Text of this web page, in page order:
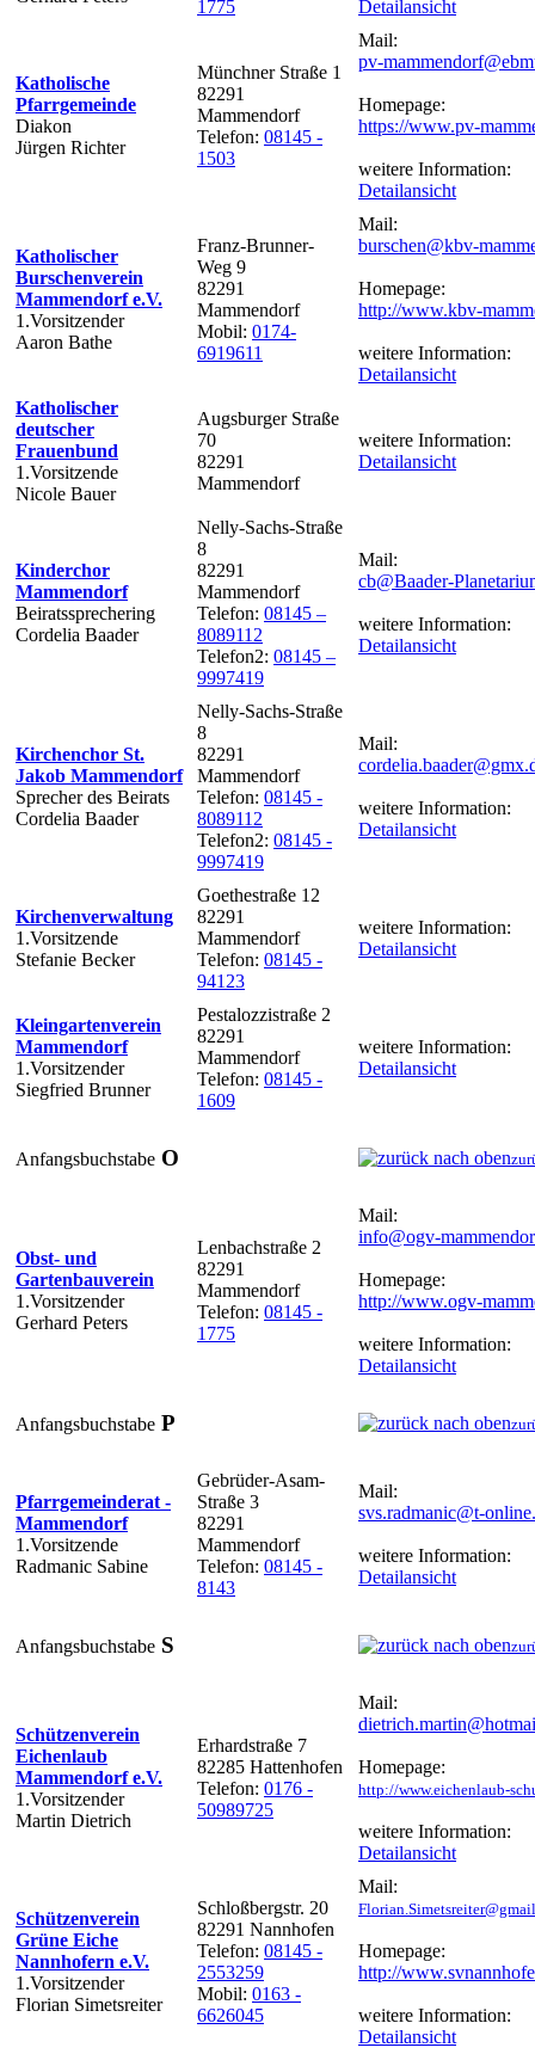
1775 Detailansicht
Katholische
Pfarrgemeinde
Diakon
Jürgen Richter
Münchner Straße 1
82291
Mammendorf
Telefon: 08145 -
1503
Mail:
pv-
Homepage:
https://www.pv-
weitere Information:
Detailansicht
Katholischer
Burschenverein
Mammendorf e.V.
1.Vorsitzender
Aaron Bathe
Franz-Brunner-
Weg 9
82291
Mammendorf
Mobil: 0174-
6919611
Mail:
burschen@kbv-
Homepage:
http://www.kbv-
weitere Information:
Detailansicht
Katholischer
deutscher
Frauenbund
1.Vorsitzende
Nicole Bauer
Augsburger Straße
70
82291
Mammendorf
weitere Information:
Detailansicht
Kinderchor
Mammendorf
Beiratssprechering
Cordelia Baader
Nelly-Sachs-Straße
8
82291
Mammendorf
Telefon: 08145 –
8089112
Telefon2: 08145 –
9997419
Mail:
cb@Baader-
weitere Information:
Detailansicht
Kirchenchor St.
Jakob Mammendorf
Sprecher des Beirats
Cordelia Baader
Nelly-Sachs-Straße
8
82291
Mammendorf
Telefon: 08145 -
8089112
Telefon2: 08145 -
9997419
Mail:
weitere Information:
Detailansicht
Kirchenverwaltung
1.Vorsitzende
Stefanie Becker
Goethestraße 12
82291
Mammendorf
Telefon: 08145 -
94123
weitere Information:
Detailansicht
Kleingartenverein
Mammendorf
1.Vorsitzender
Siegfried Brunner
Pestalozzistraße 2
82291
Mammendorf
Telefon: 08145 -
1609
weitere Information:
Detailansicht
Anfangsbuchstabe O
Obst- und
Gartenbauverein
1.Vorsitzender
Gerhard Peters
Lenbachstraße 2
82291
Mammendorf
Telefon: 08145 -
1775
Mail:
info@ogv-
Homepage:
http://www.ogv-
weitere Information:
Detailansicht
Anfangsbuchstabe P
Pfarrgemeinderat -
Mammendorf
1.Vorsitzende
Radmanic Sabine
Gebrüder-Asam-
Straße 3
82291
Mammendorf
Telefon: 08145 -
8143
Mail:
svs.radmanic@t-
weitere Information:
Detailansicht
Anfangsbuchstabe S
Schützenverein
Eichenlaub
Mammendorf e.V.
1.Vorsitzender
Martin Dietrich
Erhardstraße 7
82285 Hattenhofen
Telefon: 0176 -
50989725
Mail:
Homepage:
http://www.eichenlaub-
weitere Information:
Detailansicht
Schützenverein
Grüne Eiche
Nannhofern e.V.
1.Vorsitzender
Florian Simetsreiter
Schloßbergstr. 20
82291 Nannhofen
Telefon: 08145 -
2553259
Mobil: 0163 -
6626045
Mail:
Homepage:
http://
weitere Information:
Detailansicht